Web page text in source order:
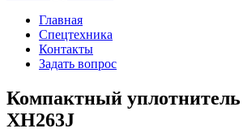
Главная
Спецтехника
Контакты
Задать вопрос
Компактный
XH263J